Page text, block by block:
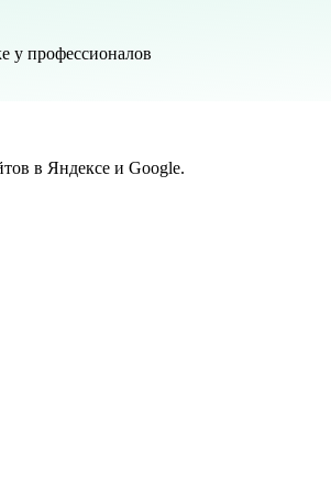
у профессионалов
в Яндексе и Google.